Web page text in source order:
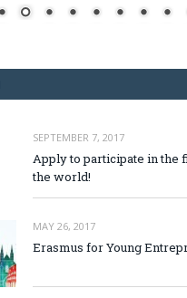
SEPTEMBER 7, 2017
Apply to participate in the
the world!
MAY 26, 2017
Erasmus for Young